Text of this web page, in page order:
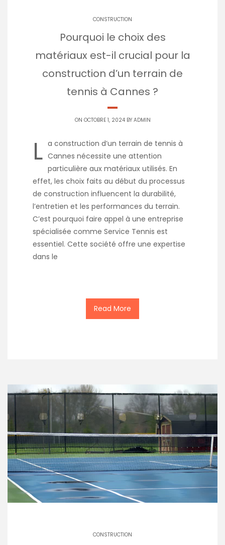
CONSTRUCTION
Pourquoi le choix des
matériaux est-il crucial pour la
construction d’un terrain de
tennis à Cannes ?
ON OCTOBRE 1, 2024 BY ADMIN
L a construction d’un terrain de tennis à
Cannes nécessite une attention
particulière aux matériaux utilisés. En
effet, les choix faits au début du processus
de construction influencent la durabilité,
l’entretien et les performances du terrain.
C’est pourquoi faire appel à une entreprise
spécialisée comme Service Tennis est
essentiel. Cette société offre une expertise
dans le
Read More
CONSTRUCTION